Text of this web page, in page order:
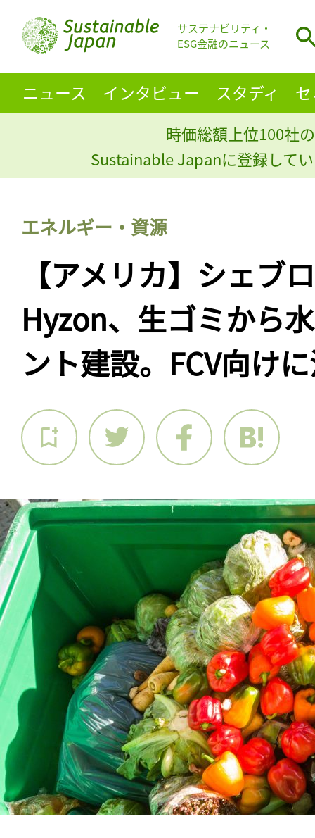
サステナビリティ・
ESG金融のニュース
ニュース インタビュー スタディ
時価総額上位100社
Sustainable Japanに登録して
エネルギー・資源
【アメリカ】シェブ
Hyzon、生ゴミから
ント建設。FCV向け